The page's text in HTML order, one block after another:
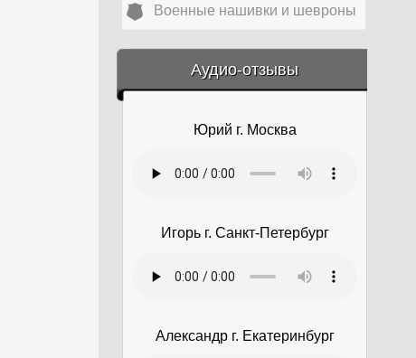
Военные нашивки и шевроны
Аудио-отзывы
&amp;nbsp;
Юрий г. Москва
Игорь г. Санкт-Петербург
Александр г. Екатеринбург